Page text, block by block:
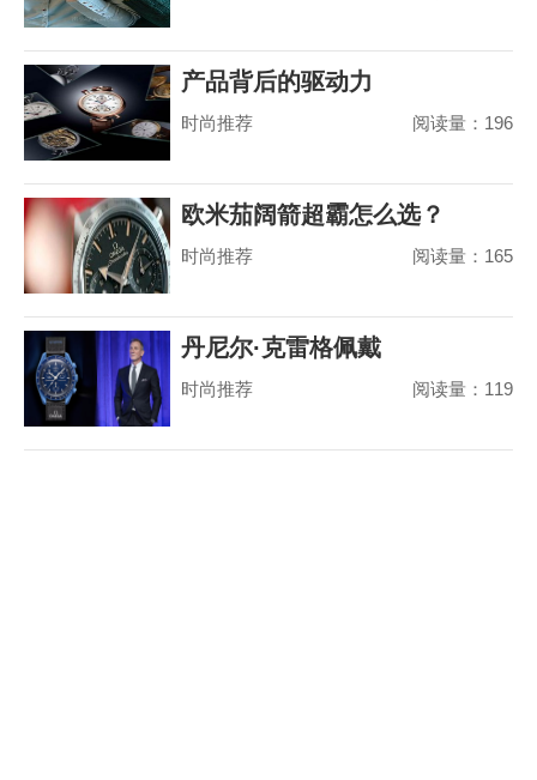
产品背后的驱动力
时尚推荐 阅读量：196
欧米茄阔箭超霸怎么选？
时尚推荐 阅读量：165
丹尼尔·克雷格佩戴
MoonSwatch 出席美国国
时尚推荐 阅读量：119